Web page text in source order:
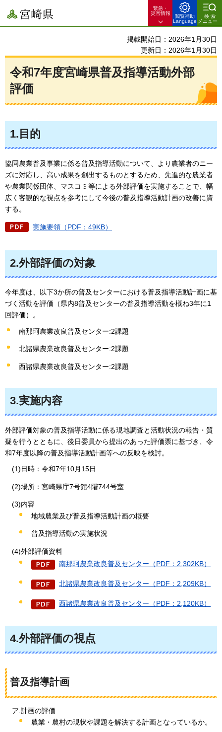
宮崎県
緊急・
災害情報
閲覧補助
Language
検索
メニュー
掲載開始日：2026年1月30日
更新日：2026年1月30日
令和7年度宮崎県普及指導活動外部
評価
1.目的
協同農業普及事業に係る普及指導活動について、より農業者のニー
ズに対応し、高い成果を創出するものとするため、先進的な農業者
や農業関係団体、マスコミ等による外部評価を実施することで、幅
広く客観的な視点を参考にして今後の普及指導活動計画の改善に資
する。
実施要領（PDF：49KB）
2.外部評価の対象
今年度は、以下3か所の普及センターにおける普及指導活動計画に基
づく活動を評価（県内8普及センターの普及指導活動を概ね3年に1
回評価）。
南那珂農業改良普及センター:2課題
北諸県農業改良普及センター:2課題
西諸県農業改良普及センター:2課題
3.実施内容
外部評価対象の普及指導活動に係る現地調査と活動状況の報告・質
疑を行うとともに、後日委員から提出のあった評価票に基づき、令
和7年度以降の普及指導活動計画等への反映を検討。
(1)日時：令和7年10月15日
(2)場所：宮崎県庁7号館4階744号室
(3)内容
地域農業及び普及指導活動計画の概要
普及指導活動の実施状況
(4)外部評価資料
南那珂農業改良普及センター（PDF：2,302KB）
北諸県農業改良普及センター（PDF：2,209KB）
西諸県農業改良普及センター（PDF：2,120KB）
4.外部評価の視点
普及指導計画
ア.計画の評価
農業・農村の現状や課題を解決する計画となっているか。